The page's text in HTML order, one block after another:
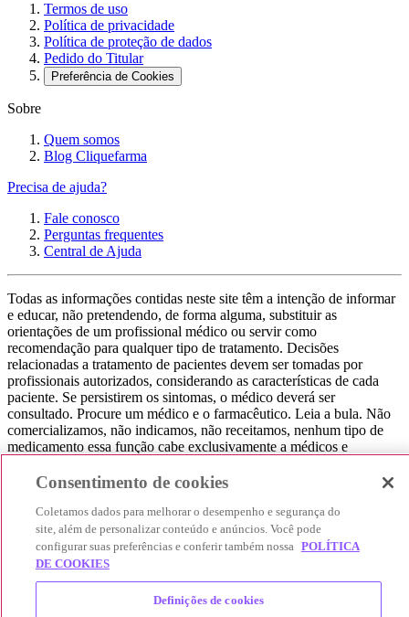
Termos de uso
Política de privacidade
Política de proteção de dados
Pedido do Titular
Preferência de Cookies
Sobre
Quem somos
Blog Cliquefarma
Precisa de ajuda?
Fale conosco
Perguntas frequentes
Central de Ajuda
Todas as informações contidas neste site têm a intenção de informar
e educar, não pretendendo, de forma alguma, substituir as
orientações de um profissional médico ou servir como
recomendação para qualquer tipo de tratamento. Decisões
relacionadas a tratamento de pacientes devem ser tomadas por
profissionais autorizados, considerando as características de cada
paciente. Se persistirem os sintomas, o médico deverá ser
consultado. Procure um médico e o farmacêutico. Leia a bula. Não
comercializamos, não indicamos, não receitamos, nenhum tipo de
medicamento essa função cabe exclusivamente a médicos e
consultar seu médico. Não somos uma loja ou marketplace, ou seja,
que você encontre o preço mais barato, comparando os preços de
produtos farmacêuticos. Contribuímos e damos auxílio para que sua
experiência seja bem-sucedida, mas a finalização da compra
acontece nos sites das nossas lojas parceiras.
© 2025 Afya Participações S.A. - todos os direitos reservados.
Alameda Lorena, 269 - Jardim Paulista - São Paulo / SP - CEP.:
Consentimento de cookies
Coletamos dados para melhorar o desempenho e segurança do
site, além de personalizar conteúdo e anúncios. Você pode
configurar suas preferências e conferir também nossa POLÍTICA
DE COOKIES
Definições de cookies